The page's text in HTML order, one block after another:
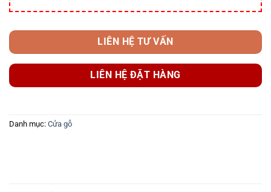
LIÊN HỆ TƯ VẤN
LIÊN HỆ ĐẶT HÀNG
Danh mục: Cửa gỗ